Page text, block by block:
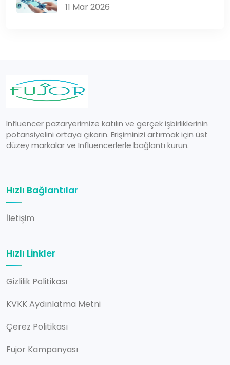
11 Mar 2026
Influencer pazaryerimize katılın ve gerçek işbirliklerinin
potansiyelini ortaya çıkarın. Erişiminizi artırmak için üst
düzey markalar ve Influencerlerle bağlantı kurun.
Hızlı Bağlantılar
İletişim
Hızlı Linkler
Gizlilik Politikası
KVKK Aydınlatma Metni
Çerez Politikası
Fujor Kampanyası